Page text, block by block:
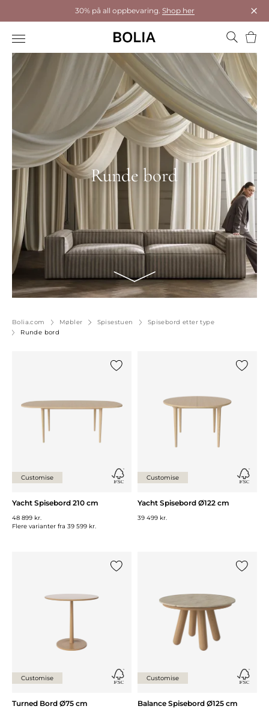
30% på all oppbevaring. Shop her
Runde bord
Bolia.com Møbler Spisestuen
Spisebord etter type
Runde bord
Customise
Yacht Spisebord 210 cm
48 899 kr.
Flere varianter fra 39 599 kr.
Customise
Yacht Spisebord Ø122 cm
39 499 kr.
Customise
Turned Bord Ø75 cm
Customise
Balance Spisebord Ø125 cm